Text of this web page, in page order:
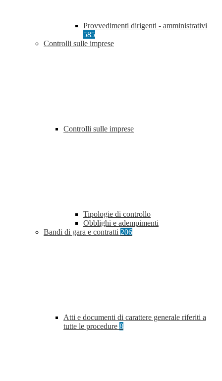
Provvedimenti dirigenti - amministrativi
585
Controlli sulle imprese
Controlli sulle imprese
Tipologie di controllo
Obblighi e adempimenti
Bandi di gara e contratti 206
Atti e documenti di carattere generale riferiti a
tutte le procedure 8